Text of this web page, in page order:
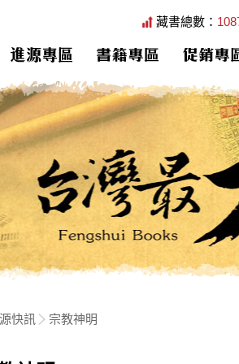
藏書總數：
進源專區 書籍專區 促銷專
快訊 宗教神明